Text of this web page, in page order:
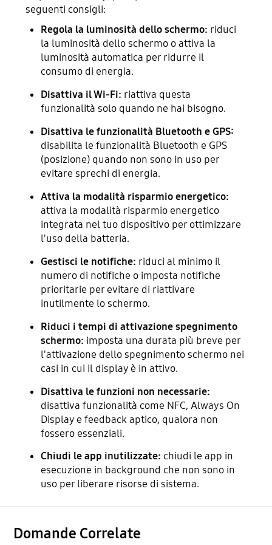
seguenti consigli:
Regola la luminosità dello schermo: riduci
la luminosità dello schermo o attiva la
luminosità automatica per ridurre il
consumo di energia.
Disattiva il Wi-Fi: riattiva questa
funzionalità solo quando ne hai bisogno.
Disattiva le funzionalità Bluetooth e GPS:
disabilita le funzionalità Bluetooth e GPS
(posizione) quando non sono in uso per
evitare sprechi di energia.
Attiva la modalità risparmio energetico:
attiva la modalità risparmio energetico
integrata nel tuo dispositivo per ottimizzare
l'uso della batteria.
Gestisci le notifiche: riduci al minimo il
numero di notifiche o imposta notifiche
prioritarie per evitare di riattivare
inutilmente lo schermo.
Riduci i tempi di attivazione spegnimento
schermo: imposta una durata più breve per
l'attivazione dello spegnimento schermo nei
casi in cui il display è in attivo.
Disattiva le funzioni non necessarie:
disattiva funzionalità come NFC, Always On
Display e feedback aptico, qualora non
fossero essenziali.
Chiudi le app inutilizzate: chiudi le app in
esecuzione in background che non sono in
uso per liberare risorse di sistema.
Domande Correlate